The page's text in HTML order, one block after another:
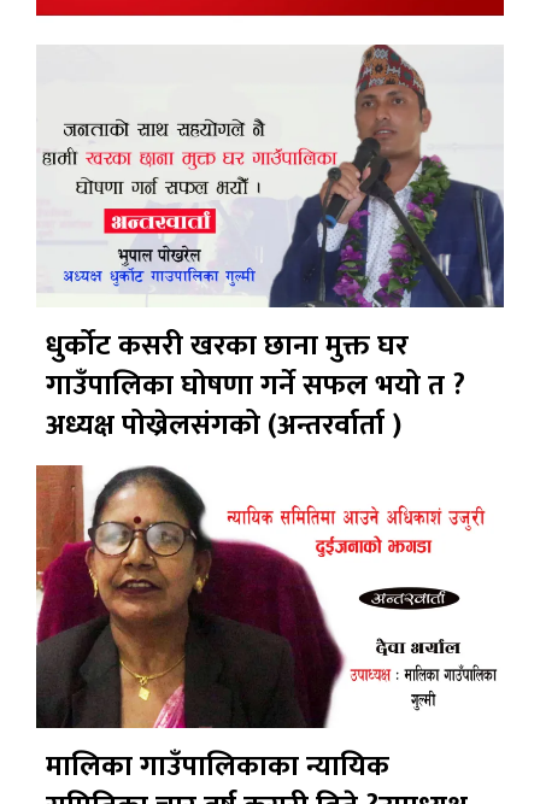
धुर्कोट कसरी खरका छाना मुक्त घर
गाउँपालिका घोषणा गर्ने सफल भयो त ?
अध्यक्ष पोख्रेलसंगको (अन्तरर्वार्ता )
मालिका गाउँपालिकाका न्यायिक